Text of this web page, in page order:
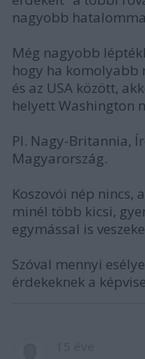
nagyobb
Még nagyobb
hogy ha komolyabb
és az USA között,
helyett Washington
Pl. Nagy-Britannia,
Magyarország.
Koszovói nép nincs,
minél több kicsi,
egymással is
Szóval mennyi
érdekeknek a